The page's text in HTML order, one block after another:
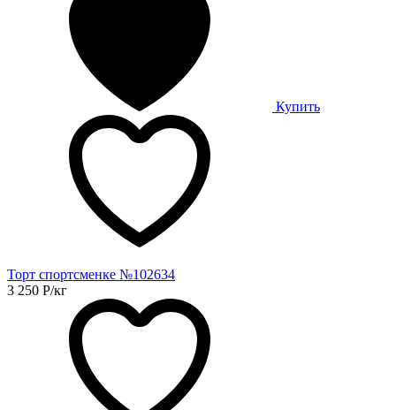
Купить
Торт спортсменке №102634
3 250 Р/кг